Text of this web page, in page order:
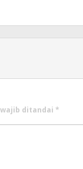
wajib ditandai *